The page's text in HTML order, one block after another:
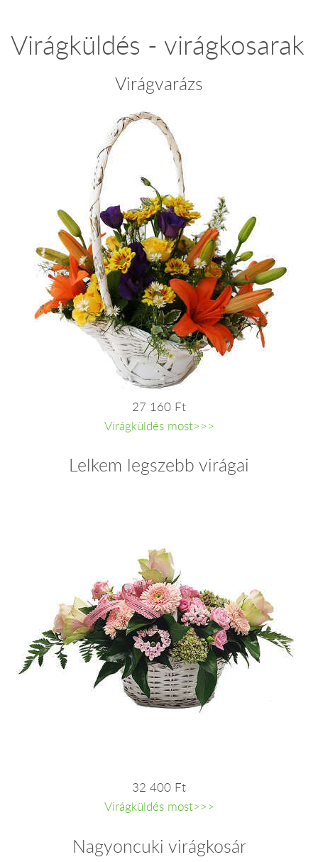
Virágküldés - virágkosarak
Virágvarázs
27 160 Ft
Virágküldés most>>>
Lelkem legszebb virágai
32 400 Ft
Virágküldés most>>>
Nagyoncuki virágkosár